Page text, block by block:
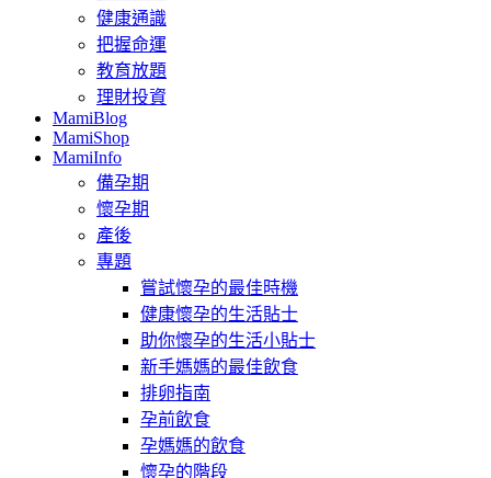
健康通識
把握命運
教育放題
理財投資
MamiBlog
MamiShop
MamiInfo
備孕期
懷孕期
產後
專題
嘗試懷孕的最佳時機
健康懷孕的生活貼士
助你懷孕的生活小貼士
新手媽媽的最佳飲食
排卵指南
孕前飲食
孕媽媽的飲食
懷孕的階段